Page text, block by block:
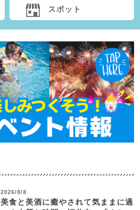
スポット
2026/8/8
美食と美酒に癒やされて気ままに過